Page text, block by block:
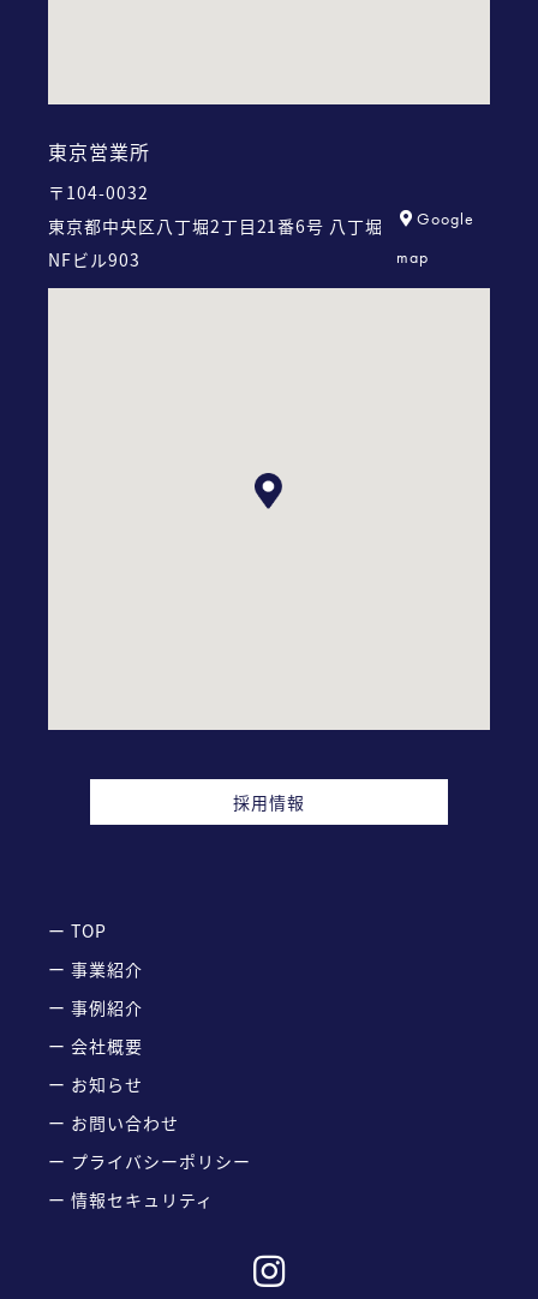
東京営業所
〒104-0032
東京都中央区八丁堀2丁目21番6号 八丁堀
NFビル903
Google
map
採用情報
ー TOP
ー 事業紹介
ー 事例紹介
ー 会社概要
ー お知らせ
ー お問い合わせ
ー プライバシーポリシー
ー 情報セキュリティ